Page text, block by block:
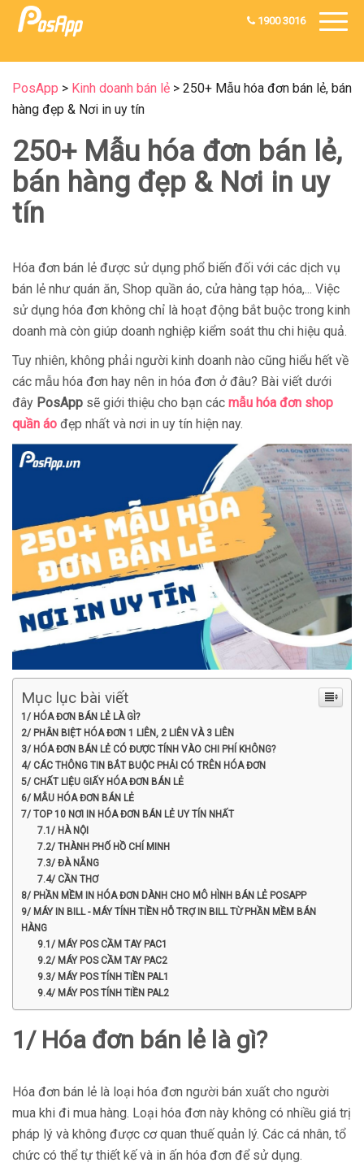
1900 3016
PosApp > Kinh doanh bán lẻ > 250+ Mẫu hóa đơn bán lẻ, bán
hàng đẹp & Nơi in uy tín
250+ Mẫu hóa đơn bán lẻ,
bán hàng đẹp & Nơi in uy
tín
Hóa đơn bán lẻ được sử dụng phổ biến đối với các dịch vụ
bán lẻ như quán ăn, Shop quần áo, cửa hàng tạp hóa,... Việc
sử dụng hóa đơn không chỉ là hoạt động bắt buộc trong kinh
doanh mà còn giúp doanh nghiệp kiểm soát thu chi hiệu quả.
Tuy nhiên, không phải người kinh doanh nào cũng hiểu hết về
các mẫu hóa đơn hay nên in hóa đơn ở đâu? Bài viết dưới
đây PosApp sẽ giới thiệu cho bạn các mẫu hóa đơn shop
quần áo đẹp nhất và nơi in uy tín hiện nay.
Mục lục bài viết
1/ HÓA ĐƠN BÁN LẺ LÀ GÌ?
2/ PHÂN BIỆT HÓA ĐƠN 1 LIÊN, 2 LIÊN VÀ 3 LIÊN
3/ HÓA ĐƠN BÁN LẺ CÓ ĐƯỢC TÍNH VÀO CHI PHÍ KHÔNG?
4/ CÁC THÔNG TIN BẮT BUỘC PHẢI CÓ TRÊN HÓA ĐƠN
5/ CHẤT LIỆU GIẤY HÓA ĐƠN BÁN LẺ
6/ MẪU HÓA ĐƠN BÁN LẺ
7/ TOP 10 NƠI IN HÓA ĐƠN BÁN LẺ UY TÍN NHẤT
7.1/ HÀ NỘI
7.2/ THÀNH PHỐ HỒ CHÍ MINH
7.3/ ĐÀ NẴNG
7.4/ CẦN THƠ
8/ PHẦN MỀM IN HÓA ĐƠN DÀNH CHO MÔ HÌNH BÁN LẺ POSAPP
9/ MÁY IN BILL - MÁY TÍNH TIỀN HỖ TRỢ IN BILL TỪ PHẦN MỀM BÁN
HÀNG
9.1/ MÁY POS CẦM TAY PAC1
9.2/ MÁY POS CẦM TAY PAC2
9.3/ MÁY POS TÍNH TIỀN PAL1
9.4/ MÁY POS TÍNH TIỀN PAL2
1/ Hóa đơn bán lẻ là gì?
Hóa đơn bán lẻ là loại hóa đơn người bán xuất cho người
mua khi đi mua hàng. Loại hóa đơn này không có nhiều giá trị
pháp lý và không được cơ quan thuế quản lý. Các cá nhân, tổ
chức có thể tự thiết kế và in ấn hóa đơn để sử dụng.